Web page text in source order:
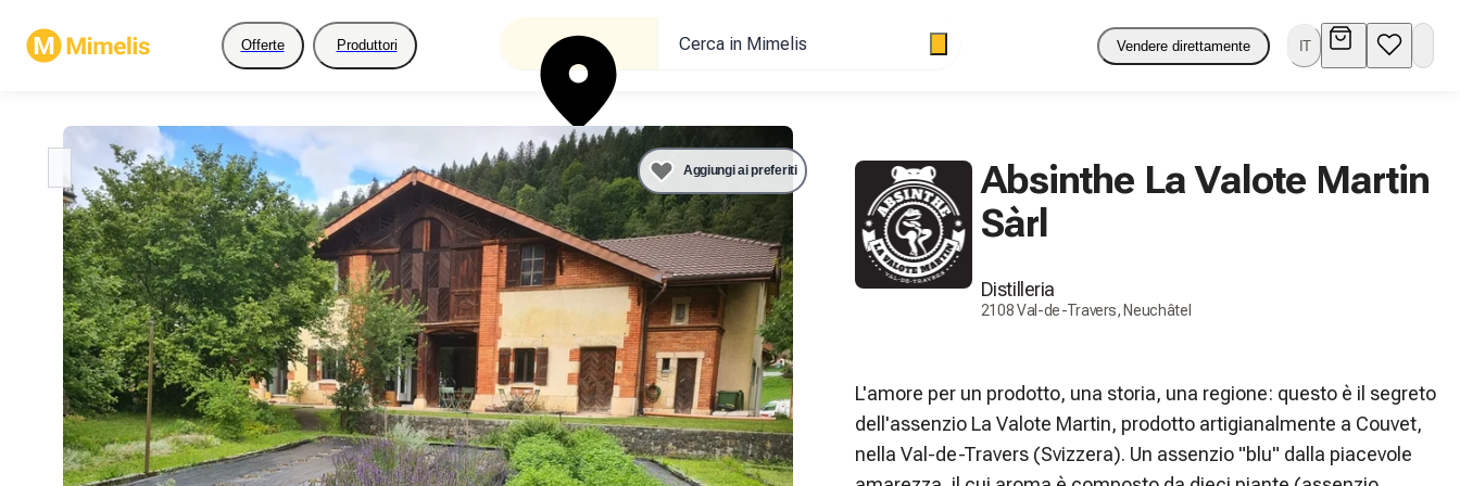
Offerte Produttori Cerca in Mimelis Vendere direttamente IT
Aggiungi ai preferiti
Absinthe La Valote Martin
Sàrl
Distilleria
2108 Val-de-Travers, Neuchâtel
L'amore per un prodotto, una storia, una regione: questo è il segreto
dell'assenzio La Valote Martin, prodotto artigianalmente a Couvet,
nella Val-de-Travers (Svizzera). Un assenzio "blu" dalla piacevole